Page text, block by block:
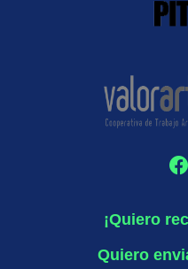
¡Quiero
Quiero